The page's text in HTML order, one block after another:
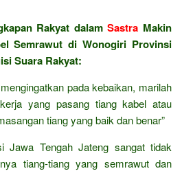
Rakyat dalamSastra Makin
Semrawut di Wonogiri Provinsi
Suara Rakyat:
pada kebaikan, marilah
yang pasang tiang kabel atau
tiang yang baik dan benar”
Jawa Tengah Jateng sangat tidak
tiang-tiang yang semrawut dan